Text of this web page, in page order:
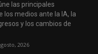
las principales
los medios ante la IA, la
y los cambios de
2026